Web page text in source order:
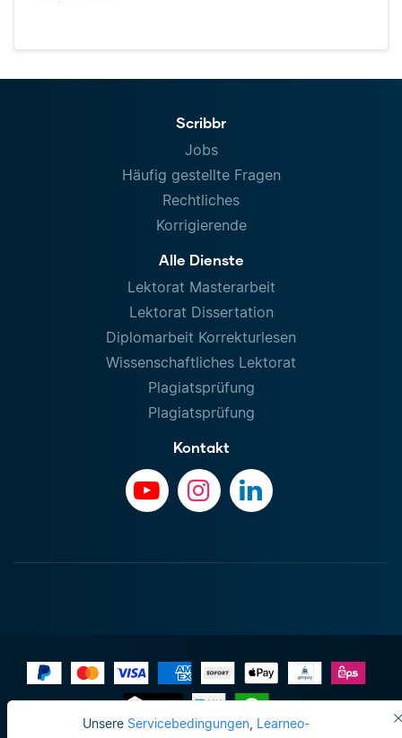
Unsere Servicebedingungen, Learneo-
Scribbr
Jobs
Häufig gestellte Fragen
Rechtliches
Korrigierende
Alle Dienste
Lektorat Masterarbeit
Lektorat Dissertation
Diplomarbeit Korrekturlesen
Wissenschaftliches Lektorat
Plagiatsprüfung
Plagiatsprüfung
Kontakt